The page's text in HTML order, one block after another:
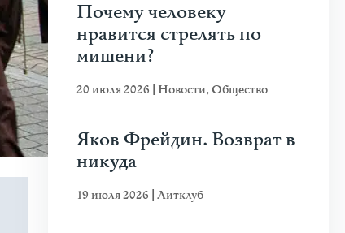
Почему человеку
нравится стрелять по
мишени?
20 июля 2026 Новости,Общество
Яков Фрейдин. Возврат в
никуда
19 июля 2026 Литклуб